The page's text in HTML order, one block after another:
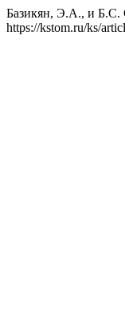
Базикян, Э.А., и Б.С.
https://kstom.ru/ks/